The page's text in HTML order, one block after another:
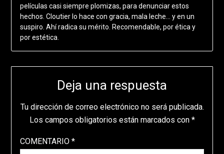
películas casi siempre plomizas, para denunciar estos
hechos. Cloutier lo hace con gracia, mala leche… y en un
suspiro. Ahí radica su mérito. Recomendable, por ética y
por estética.
Deja una respuesta
Tu dirección de correo electrónico no será publicada.
Los campos obligatorios están marcados con *
COMENTARIO *